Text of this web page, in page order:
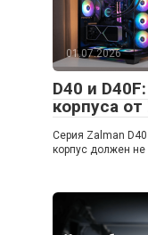
01.07.2026
D40 и
корпуса
Серия Zalman
корпус должен не